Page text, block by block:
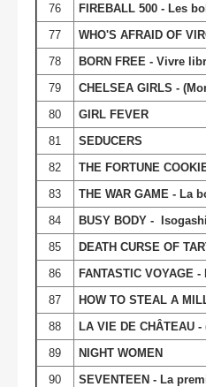
76
FIREBALL 500 - Les
77
WHO'S AFRAID OF
78
BORN FREE - Vivre
79
CHELSEA GIRLS -
80
GIRL FEVER
81
SEDUCERS
82
THE FORTUNE
83
THE WAR GAME - La
84
BUSY BODY -
85
DEATH CURSE OF
86
FANTASTIC VOYAGE
87
HOW TO STEAL A
88
LA VIE DE CHÂTEAU
89
NIGHT WOMEN
90
SEVENTEEN - La